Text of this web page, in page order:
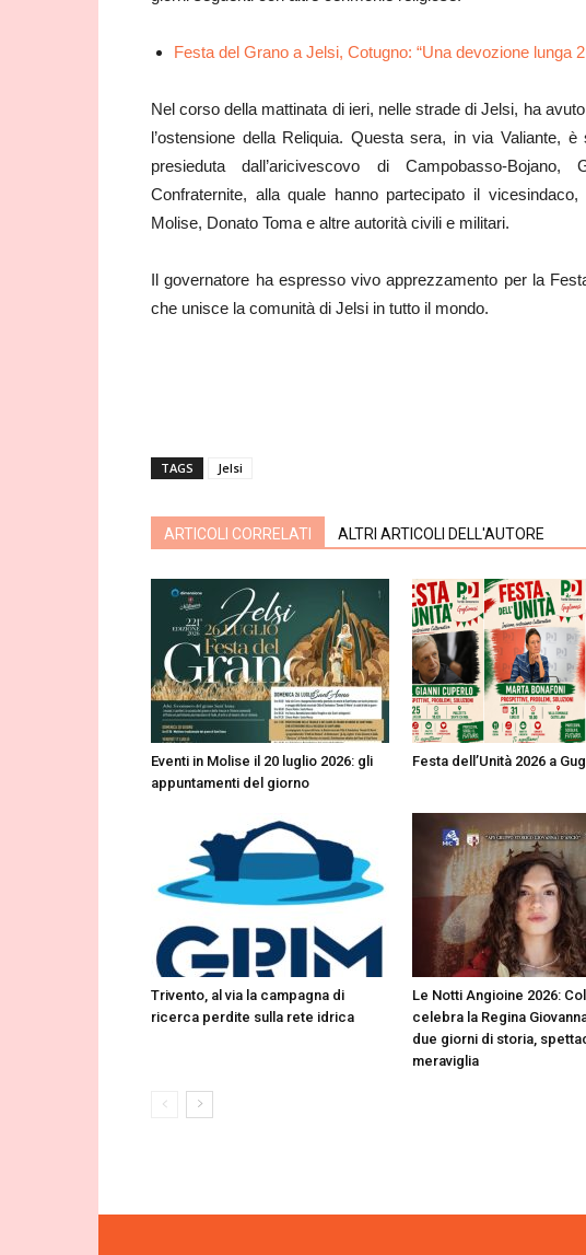
Festa del Grano a Jelsi, Cotugno: “Una devozione lunga
Nel corso della mattinata di ieri, nelle strade di Jelsi, ha
l’ostensione della Reliquia. Questa sera, in via Valiante,
presieduta dall’aricivescovo di Campobasso-
Confraternite, alla quale hanno partecipato il
Molise, Donato Toma e altre autorità civili e militari.
Il governatore ha espresso vivo apprezzamento per la
che unisce la comunità di Jelsi in tutto il mondo.
TAGS Jelsi
ARTICOLI CORRELATI ALTRI ARTICOLI DELL'AUTORE
Eventi in Molise il 20 luglio 2026: gli
appuntamenti del giorno
Festa dell’Unità 2026 a
Trivento, al via la campagna di
ricerca perdite sulla rete idrica
Le Notti Angioine 2026:
celebra la Regina
due giorni di storia,
meraviglia